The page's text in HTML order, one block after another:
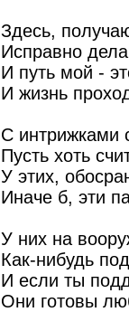
Здесь,
Исправно
И путь мой -
И жизнь
С интрижками
Пусть хоть
У этих,
Иначе б, эти
У них на
Как-нибудь
И если ты
Они готовы